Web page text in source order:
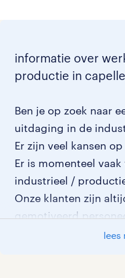
informatie over
productie in
Ben je op zoek naar
uitdaging in de
Er zijn veel kansen
Er is momenteel
industrieel /
Onze klanten zijn
gemotiveerd
graag samen met je
lees